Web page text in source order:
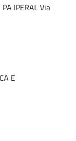
IPERAL Via
E